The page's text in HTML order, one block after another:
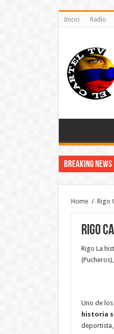
Inicio Radio
Breaking News
Home / Rigo
Rigo
Rigo La
Uno de
historia
deportista,